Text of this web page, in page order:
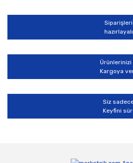
Ürünlerinizi
Kargoya
Siz
Keyfini